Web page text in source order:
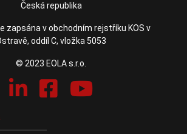
Česká republika
zapsána v obchodním rejstříku KOS v
oddíl C, vložka 5053
© 2023 EOLA s.r.o.